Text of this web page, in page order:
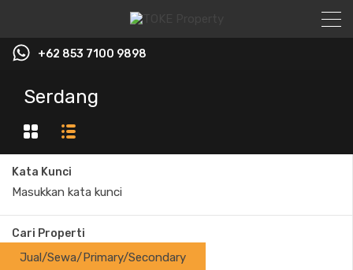
+62 853 7100 9898‬
Serdang
Kata Kunci
Cari Properti
Jual/Sewa/Primary/Secondary